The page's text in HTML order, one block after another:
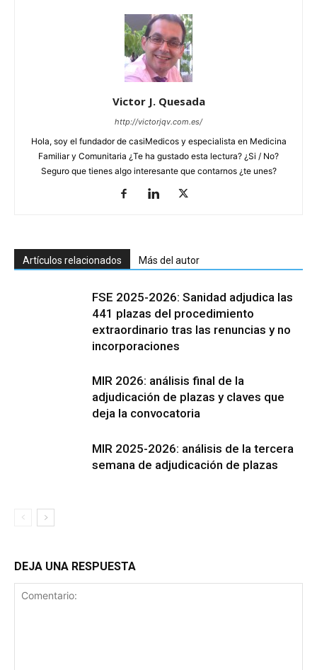
Victor J. Quesada
http://victorjqv.com.es/
Hola, soy el fundador de casiMedicos y especialista en Medicina
Familiar y Comunitaria ¿Te ha gustado esta lectura? ¿Si / No?
Seguro que tienes algo interesante que contarnos ¿te unes?
Artículos relacionados Más del autor
FSE 2025-2026: Sanidad adjudica las
441 plazas del procedimiento
extraordinario tras las renuncias y no
incorporaciones
MIR 2026: análisis final de la
adjudicación de plazas y claves que
deja la convocatoria
MIR 2025-2026: análisis de la tercera
semana de adjudicación de plazas
DEJA UNA RESPUESTA